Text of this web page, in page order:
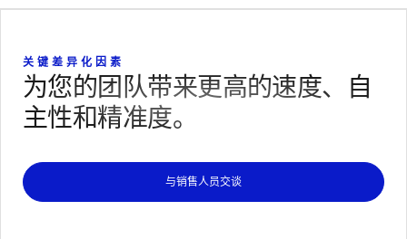
关键差异化因素
为您的团队带来更高的速度、自
主性和精准度。
与销售人员交谈